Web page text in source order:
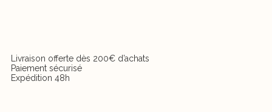
Livraison offerte dès 200€ d’achats
Paiement sécurisé
Expédition 48h